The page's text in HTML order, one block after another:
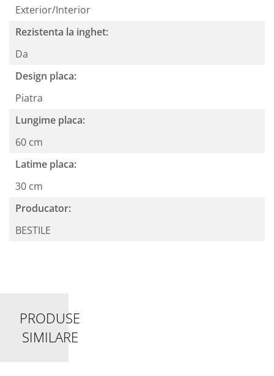
Exterior/Interior
Rezistenta la inghet:
Da
Design placa:
Piatra
Lungime placa:
60 cm
Latime placa:
30 cm
Producator:
BESTILE
PRODUSE
SIMILARE